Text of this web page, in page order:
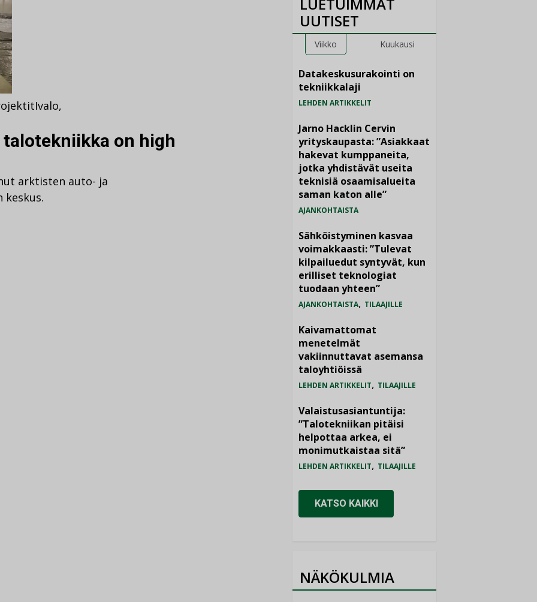
Ivalo,
on high
arktisten auto- ja
keskus.
UUTISET
Viikko Kuukausi
Datakeskusurakointi on
tekniikkalaji
LEHDEN ARTIKKELIT
Jarno Hacklin Cervin
yrityskaupasta: ”Asiakkaat
hakevat kumppaneita,
jotka yhdistävät useita
teknisiä osaamisalueita
saman katon alle”
AJANKOHTAISTA
Sähköistyminen kasvaa
voimakkaasti: ”Tulevat
kilpailuedut syntyvät, kun
erilliset teknologiat
tuodaan yhteen”
AJANKOHTAISTA, TILAAJILLE
Kaivamattomat
menetelmät
vakiinnuttavat asemansa
taloyhtiöissä
LEHDEN ARTIKKELIT, TILAAJILLE
Valaistusasiantuntija:
”Talotekniikan pitäisi
helpottaa arkea, ei
monimutkaistaa sitä”
LEHDEN ARTIKKELIT, TILAAJILLE
KATSO KAIKKI
NÄKÖKULMIA